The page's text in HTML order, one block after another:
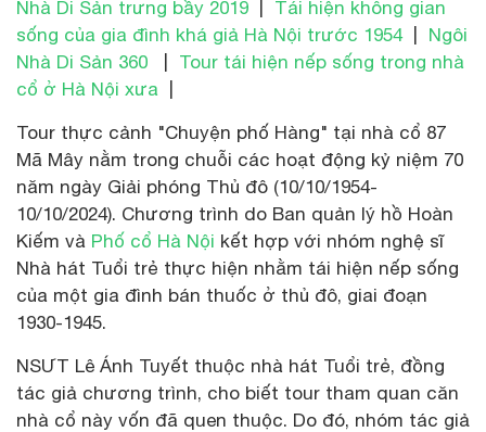
Nhà Di Sản trưng bầy 2019
Tái hiện không gian
sống của gia đình khá giả Hà Nội trước 1954| Ngôi
Nhà Di Sản 360
Tour tái hiện nếp sống trong nhà
cổ ở Hà Nội xưa
Tour thực cảnh "Chuyện phố Hàng" tại nhà cổ 87
Mã Mây nằm trong chuỗi các hoạt động kỷ niệm 70
năm ngày Giải phóng Thủ đô (10/10/1954-
10/10/2024). Chương trình do Ban quản lý hồ Hoàn
Kiếm và Phố cổ Hà Nội kết hợp với nhóm nghệ sĩ
Nhà hát Tuổi trẻ thực hiện nhằm tái hiện nếp sống
của một gia đình bán thuốc ở thủ đô, giai đoạn
1930-1945.
NSƯT Lê Ánh Tuyết thuộc nhà hát Tuổi trẻ, đồng
tác giả chương trình, cho biết tour tham quan căn
nhà cổ này vốn đã quen thuộc. Do đó, nhóm tác giả